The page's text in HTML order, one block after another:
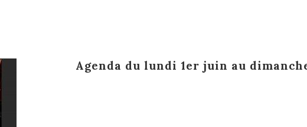
Agenda du lundi 1er juin au